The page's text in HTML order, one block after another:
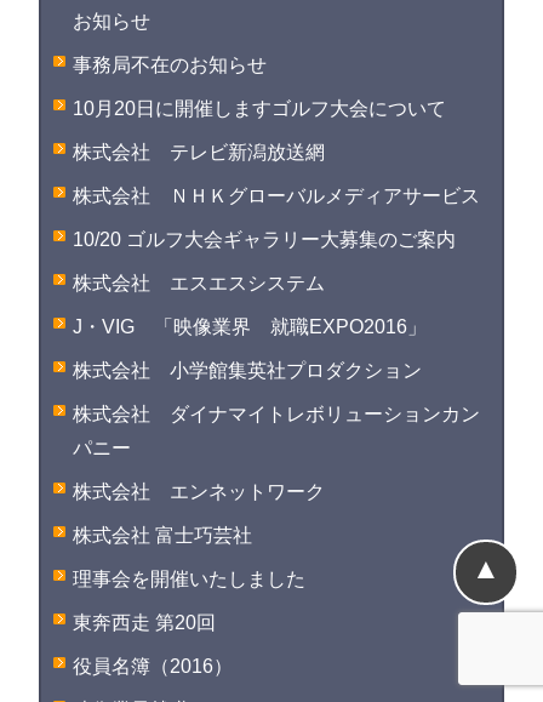
お知らせ
事務局不在のお知らせ
10月20日に開催しますゴルフ大会について
株式会社 テレビ新潟放送網
株式会社 ＮＨＫグローバルメディアサービス
10/20 ゴルフ大会ギャラリー大募集のご案内
株式会社 エスエスシステム
J・VIG 「映像業界 就職EXPO2016」
株式会社 小学館集英社プロダクション
株式会社 ダイナマイトレボリューションカン
パニー
株式会社 エンネットワーク
株式会社 富士巧芸社
理事会を開催いたしました
東奔西走 第20回
役員名簿（2016）
▲